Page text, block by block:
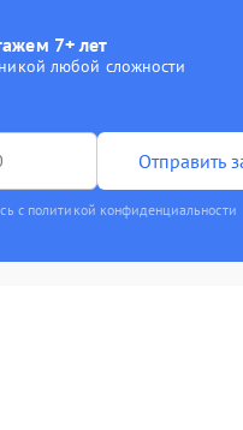
7+ лет
любой сложности
Отправить
с политикой конфиденциальности